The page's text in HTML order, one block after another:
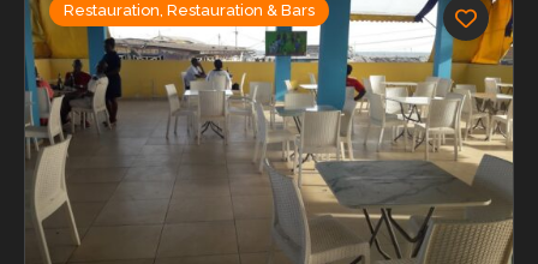
Pas encore d'avis
Restauration, Restauration & Bars